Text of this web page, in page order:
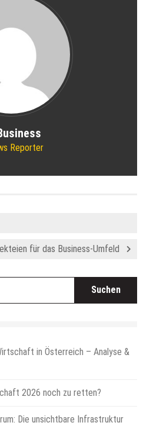
Reporter
für das Business-Umfeld
in Österreich – Analyse &
2026 noch zu retten?
Die unsichtbare Infrastruktur